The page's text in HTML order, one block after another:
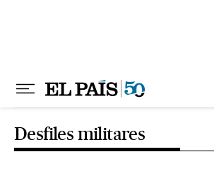
Desfiles militares